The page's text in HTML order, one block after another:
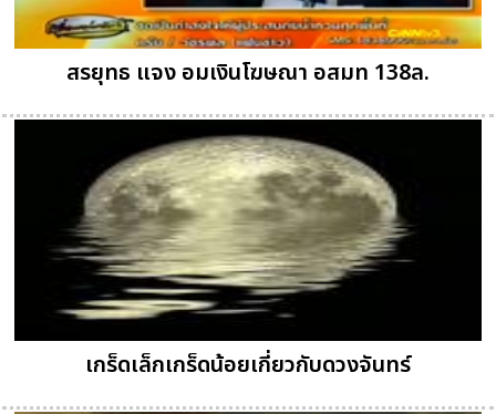
สรยุทธ แจง อมเงินโฆษณา อสมท 138ล.
เกร็ดเล็กเกร็ดน้อยเกี่ยวกับดวงจันทร์